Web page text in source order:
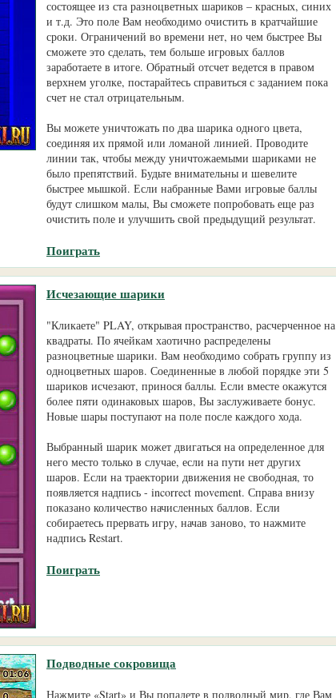
состоящее из ста разноцветных шариков – красных, синих
и т.д. Это поле Вам необходимо очистить в кратчайшие
сроки. Ограничений во времени нет, но чем быстрее Вы
сможете это сделать, тем больше игровых баллов
заработаете в итоге. Обратный отсчет ведется в правом
верхнем уголке, постарайтесь справиться с заданием пока
счет не стал отрицательным.
Вы можете уничтожать по два шарика одного цвета,
соединяя их прямой или ломаной линией. Проводите
линии так, чтобы между уничтожаемыми шариками не
было препятствий. Будьте внимательны и шевелите
быстрее мышкой. Если набранные Вами игровые баллы
будут слишком малы, Вы сможете попробовать еще раз
очистить поле и улучшить свой предыдущий результат.
Поиграть
Исчезающие шарики
"Кликаете" PLAY, открывая пространство, расчерченное на
квадраты. По ячейкам хаотично распределены
разноцветные шарики. Вам необходимо собрать группу из
одноцветных шаров. Соединенные в любой порядке эти 5
шариков исчезают, принося баллы. Если вместе окажутся
более пяти одинаковых шаров, Вы заслуживаете бонус.
Новые шары поступают на поле после каждого хода.
Выбранный шарик может двигаться на определенное для
него место только в случае, если на пути нет других
шаров. Если на траектории движения не свободная, то
появляется надпись - incorrect movement. Справа внизу
показано количество начисленных баллов. Если
собираетесь прервать игру, начав заново, то нажмите
надпись Restart.
Поиграть
Подводные сокровища
Нажмите «Start» и Вы попадете в подводный мир, где Вам